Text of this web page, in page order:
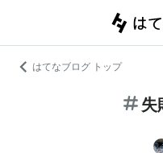
はてなブログ トップ